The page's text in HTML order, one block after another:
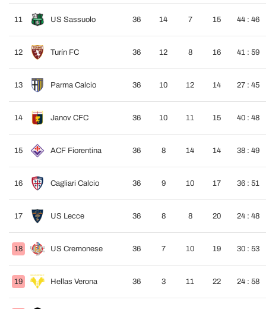
11 US Sassuolo 36 14 7 15 44 : 46
12 Turín FC 36 12 8 16 41 : 59
13 Parma Calcio 36 10 12 14 27 : 45
14 Janov CFC 36 10 11 15 40 : 48
15 ACF Fiorentina 36 8 14 14 38 : 49
16 Cagliari Calcio 36 9 10 17 36 : 51
17 US Lecce 36 8 8 20 24 : 48
18 US Cremonese 36 7 10 19 30 : 53
19 Hellas Verona 36 3 11 22 24 : 58